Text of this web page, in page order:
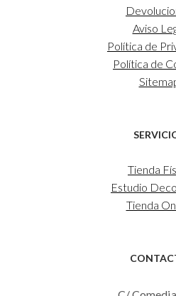
Aviso
Política de
Política de
Tienda
Estudio
Tienda